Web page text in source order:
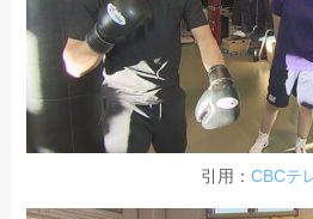
引用： CBCテ